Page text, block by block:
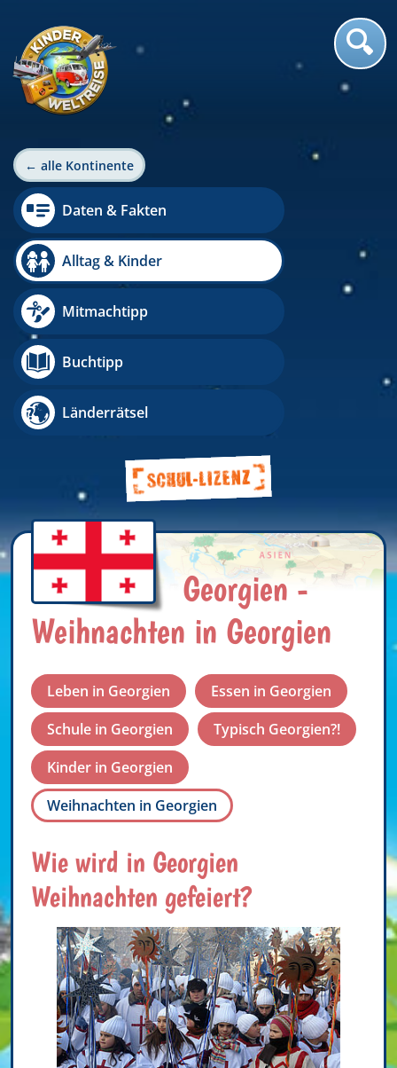
← alle Kontinente
Daten & Fakten
Alltag & Kinder
Mitmachtipp
Buchtipp
Länderrätsel
Georgien -
Weihnachten in Georgien
Leben in Georgien
Essen in Georgien
Schule in Georgien
Typisch Georgien?!
Kinder in Georgien
Weihnachten in Georgien
Wie wird in Georgien
Weihnachten gefeiert?